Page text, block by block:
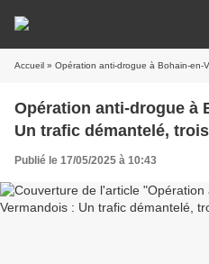
Accueil » Opération anti-drogue à Bohain-en-
Opération anti-drogue à
Un trafic démantelé,
Publié le 17/05/2025 à 10:43